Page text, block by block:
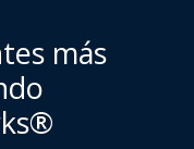
más